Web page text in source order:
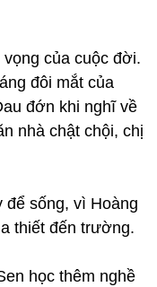
của cuộc đời.
đôi mắt của
đớn khi nghĩ về
nhà chật chội, chị
để sống, vì Hoàng
thiết đến trường.
học thêm nghề